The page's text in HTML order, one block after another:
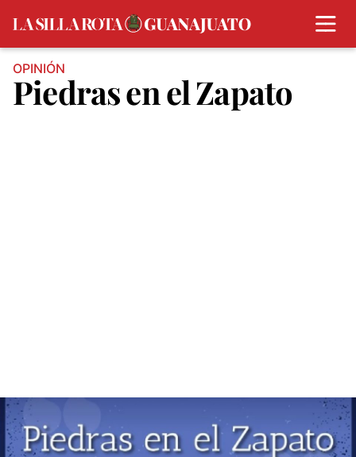
OPINIÓN
Piedras en el Zapato